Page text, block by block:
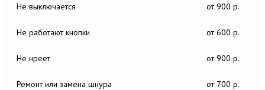
Не выключается от 900 р.
Не работают кнопки от 600 р.
Не нреет от 900 р.
Ремонт или замена шнура от 700 р.